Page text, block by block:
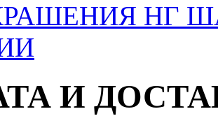
НГ
И